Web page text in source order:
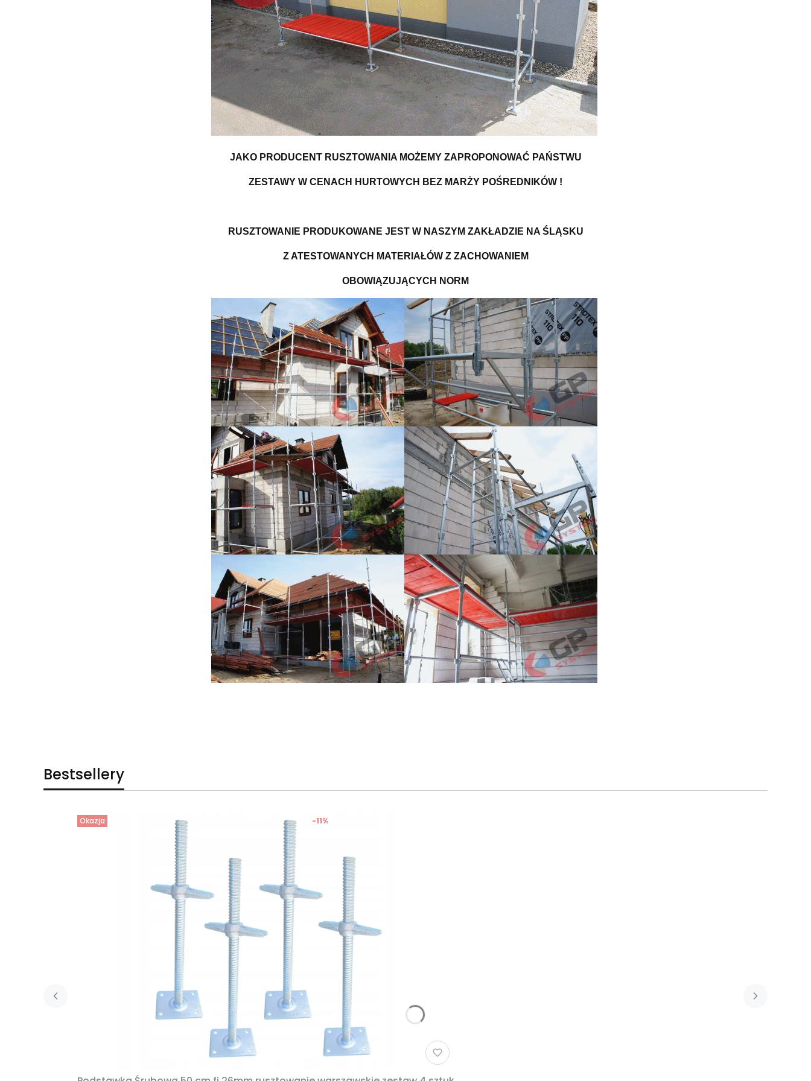
JAKO PRODUCENT RUSZTOWANIA MOŻEMY ZAPROPONOWAĆ PAŃSTWU
ZESTAWY W CENACH HURTOWYCH BEZ MARŻY POŚREDNIKÓW !
RUSZTOWANIE PRODUKOWANE JEST W NASZYM ZAKŁADZIE NA ŚLĄSKU
Z ATESTOWANYCH MATERIAŁÓW Z ZACHOWANIEM
OBOWIĄZUJĄCYCH NORM
Bestsellery
Okazja -11%